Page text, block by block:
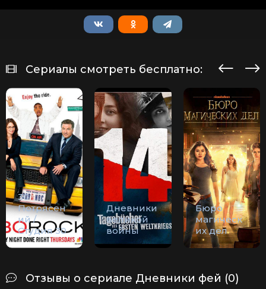
Сериалы смотреть бесплатно:
30
Потрясен
ий /
Студия 30
Дневники
великой
войны
Бюро
магическ
их дел
Отзывы о сериале Дневники фей (0)